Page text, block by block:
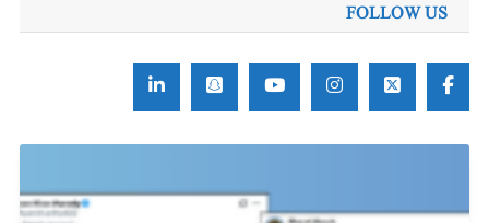
FOLLOW US